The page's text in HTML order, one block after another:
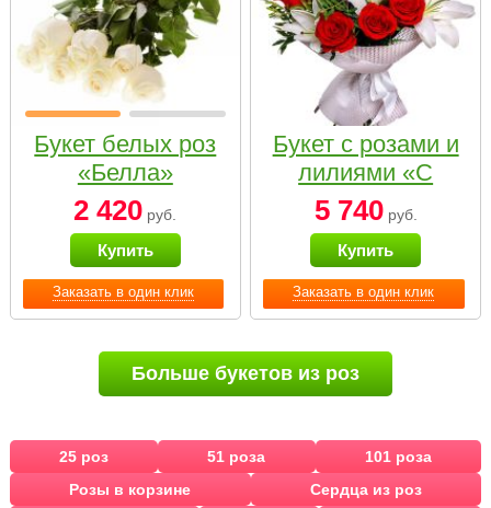
Заказать в один клик
Букет белых роз
«Белла»
2 420 руб.
Купить
Заказать в один клик
Букет с розами и
лилиями «С
наилучшими
пожеланиями»
5 740руб.
Купить
Больше букетов из роз
25 роз 51 роза
101 роза
Розы в корзине
Сердца из роз